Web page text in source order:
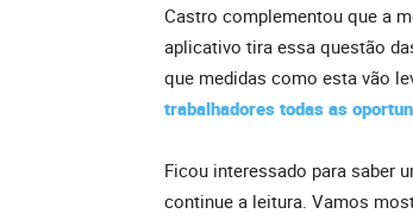
Castro complementou que a
aplicativo tira essa questão
que medidas como esta vão
trabalhadores todas as
Ficou interessado para saber
continue a leitura. Vamos